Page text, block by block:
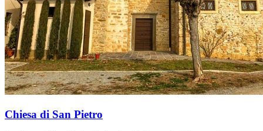
Chiesa di San Pietro